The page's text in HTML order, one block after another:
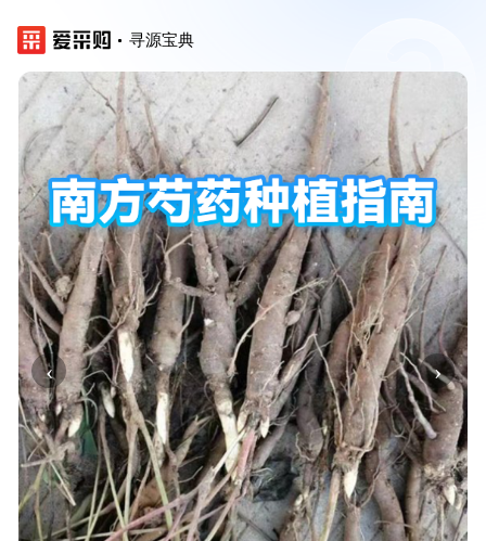
寻源宝典
‹ ›